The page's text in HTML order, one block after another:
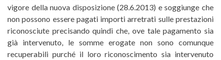
vigore della nuova disposizione (28.6.2013) e soggiunge che
non possono essere pagati importi arretrati sulle prestazioni
riconosciute precisando quindi che, ove tale pagamento sia
già intervenuto, le somme erogate non sono comunque
recuperabili purché il loro riconoscimento sia intervenuto